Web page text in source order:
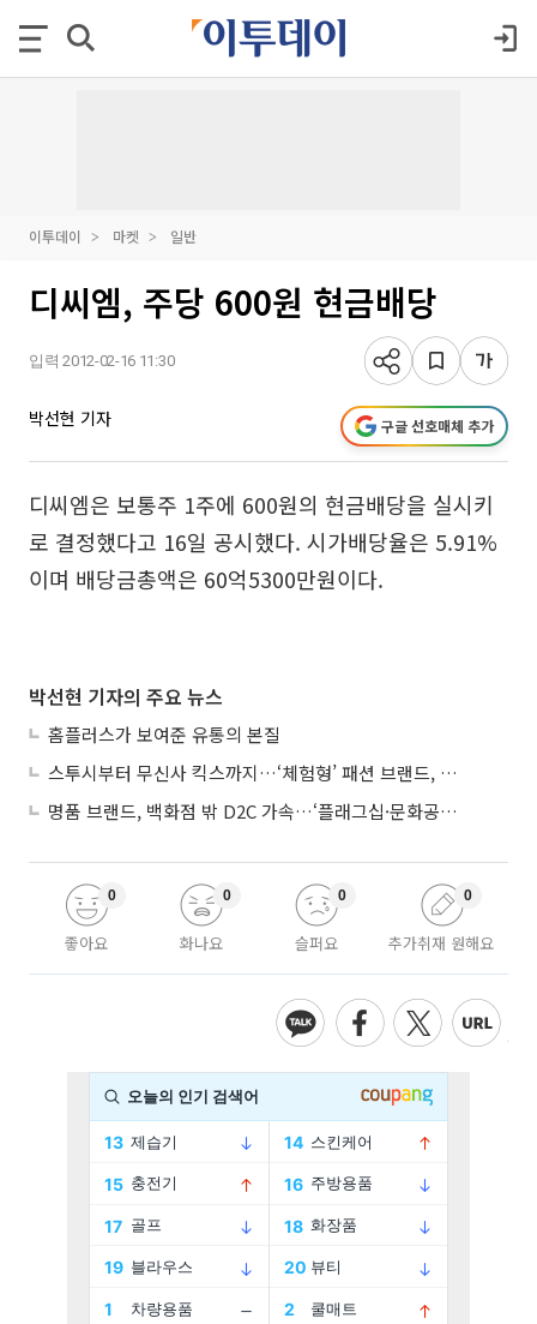
이투데이 마켓 일반
디씨엠, 주당 600원 현금배당
입력 2012-02-16 11:30
박선현 기자 구글 선호매체 추가
디씨엠은 보통주 1주에 600원의 현금배당을 실시키
로 결정했다고 16일 공시했다. 시가배당율은 5.91%
이며 배당금총액은 60억5300만원이다.
박선현 기자의 주요 뉴스
홈플러스가 보여준 유통의 본질
스투시부터 무신사 킥스까지…‘체험형’ 패션 브랜드, 잇단 제주행
명품 브랜드, 백화점 밖 D2C 가속…‘플래그십·문화공간’ 전략 눈길
좋아요
0
화나요
0
슬퍼요
0
추가취재 원해요
0